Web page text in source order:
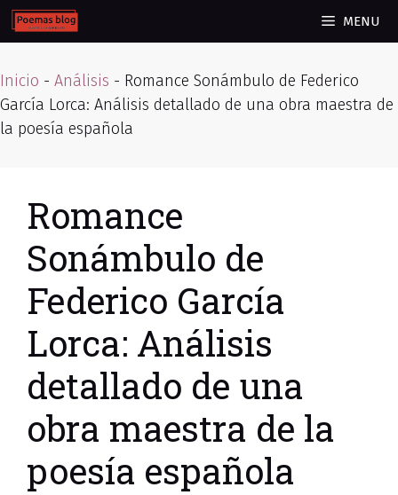
Skip
to
MENU
Inicio - Análisis - Romance Sonámbulo de Federico
García Lorca: Análisis detallado de una obra maestra de
la poesía española
Romance
Sonámbulo de
Federico García
Lorca: Análisis
detallado de una
obra maestra de la
poesía española